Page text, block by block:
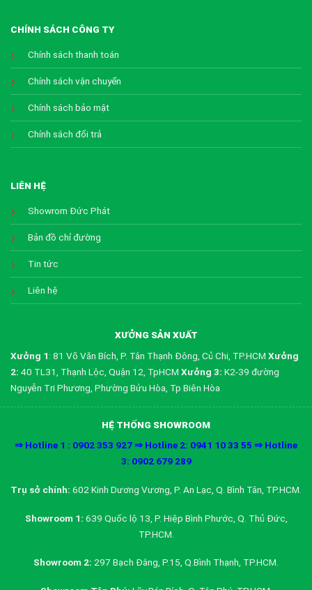
CHÍNH SÁCH CÔNG TY
Chính sách thanh toán
Chính sách vận chuyển
Chính sách bảo mật
Chính sách đổi trả
LIÊN HỆ
Showrom Đức Phát
Bản đồ chỉ đường
Tin tức
Liên hệ
XƯỞNG SẢN XUẤT
Xưởng 1: 81 Võ Văn Bích, P. Tân Thạnh Đông, Củ Chi, TP.HCM Xưởng
2: 40 TL31, Thạnh Lộc, Quận 12, TpHCM Xưởng 3: K2-39 đường
Nguyễn Tri Phương, Phường Bửu Hòa, Tp Biên Hòa
HỆ THỐNG SHOWROOM
⇒ Hotline 1 : 0902 353 927 ⇒ Hotline 2: 0941 10 33 55 ⇒ Hotline
3: 0902 679 289
Trụ sở chính: 602 Kinh Dương Vương, P. An Lạc, Q. Bình Tân, TP.HCM.
Showroom 1: 639 Quốc lộ 13, P. Hiệp Bình Phước, Q. Thủ Đức,
TP.HCM.
Showroom 2: 297 Bạch Đằng, P.15, Q.Bình Thạnh, TP.HCM.